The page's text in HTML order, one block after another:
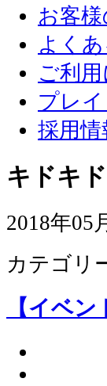
お客
よく
ご利
プレ
採用情
キドキ
2018年05
カテゴリ
【イベ